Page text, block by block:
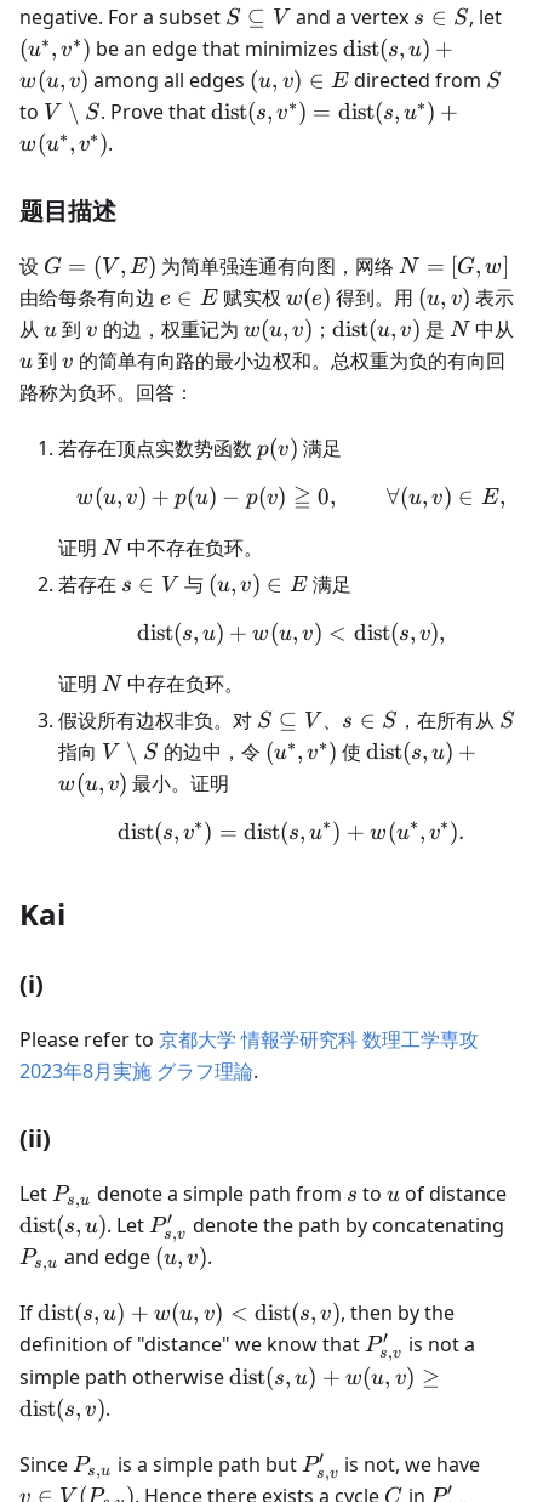
negative. For a subset S
\subseteq
V
S ⊆ V and a vertex s
\in
S
s ∈ S, let
(u∗, v∗) be an edge that minimizes \text{dist}
(s, u) +
w(u,v)
dist(s, u) +
w(u, v) among all edges (u,
v)
\in
(u, v) ∈ E directed from S
S
to V
\setminus
S
V ∖ S. Prove that\text{dist}
dist(s, v∗) = dist(s, u∗) +
w(u∗, v∗).
题目描述
设 G=
(V,E)
G = (V , E) 为简单强连通有向图，网络N=
[G,w]
N = [G, w]
由给每条有向边 e\in
E
e ∈ E赋实权 w(e)
w(e) 得到。用 (u,v)
(u, v) 表示
从 u
u 到 v
v 的边，权重记为 w(u,v)
w(u, v) ；
(u,v)
dist(u, v) 是N
N 中从
u 到 v
v 的简单有向路的最小边权和。总权重为负的有向回
路称为负环。回答：
若存在顶点实数势函数 p(v)
p(v) 满足
w(u,v)+p(u)-
w(u, v) + p(u) − p(v) ≧ 0, ∀(u, v) ∈ E,
证明 N
N 中不存在负环。
若存在 s\in
s ∈ V 与 (u,v)\in
(u, v) ∈ E满足
dist(s, u) + w(u, v) < dist(s, v),
证明 N
N 中存在负环。
假设所有边权非负。对 S\subseteq
V
S ⊆ V 、 s\in
S
s ∈ S ，在所有从 S
S
指向 V\setminus
S
V ∖ S 的边中，令 (u^*,v^*)
(u∗, v∗) 使 dist(s, u) +
w(u, v) 最小。证明
dist(s, v∗) = dist(s, u∗) + w(u∗, v∗).
Kai
(i)
Please refer to 京都大学 情報学研究科 数理工学専攻
2023年8月実施 グラフ理論.
(ii)
Let P_{s,u}
Ps,u denote a simple path from s
s to u
uof distance
dist(s, u). LetP'_{s,
v}
Ps,v
′ denote the path by concatenating
Ps,u and edge (u,v)
(u, v).
If\text{dist}
(s, u) +
w(u, v) <
\text{dist}
(s, v)
dist(s, u) + w(u, v) < dist(s, v), then by the
definition of "distance" we know that P'_{s,
v}
Ps,v
′
is not a
simple path otherwise\text{dist}
\geq
\text{dist}
dist(s, u) + w(u, v) ≥
dist(s, v).
Since P_{s,u}
Ps,u is a simple path but P'_{s,
v}
Ps,v
′ is not, we have
v ∈ V (P ). Hence there exists a cycle C
C in P'_{s,
P′